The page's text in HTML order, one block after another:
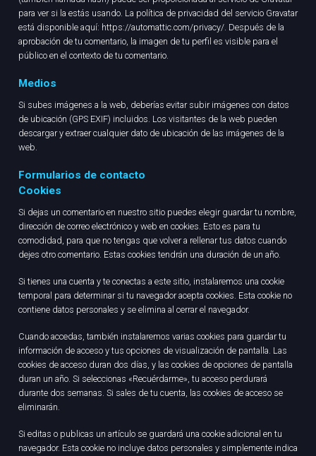
para ver si la estás usando. La política de privacidad del servicio Gravatar
está disponible aquí: https://automattic.com/privacy/. Después de la
aprobación de tu comentario, la imagen de tu perfil es visible para el
público en el contexto de tu comentario.
Medios
Si subes imágenes a la web, deberías evitar subir imágenes con datos
de ubicación (GPS EXIF) incluidos. Los visitantes de la web pueden
descargar y extraer cualquier dato de ubicación de las imágenes de la
web.
Formularios de contacto
Cookies
Si dejas un comentario en nuestro sitio puedes elegir guardar tu nombre,
dirección de correo electrónico y web en cookies. Esto es para tu
comodidad, para que no tengas que volver a rellenar tus datos cuando
dejes otro comentario. Estas cookies tendrán una duración de un año.
Si tienes una cuenta y te conectas a este sitio, instalaremos una cookie
temporal para determinar si tu navegador acepta cookies. Esta cookie no
contiene datos personales y se elimina al cerrar el navegador.
Cuando accedas, también instalaremos varias cookies para guardar tu
información de acceso y tus opciones de visualización de pantalla. Las
cookies de acceso duran dos días, y las cookies de opciones de pantalla
duran un año. Si seleccionas «Recuérdarme», tu acceso perdurará
durante dos semanas. Si sales de tu cuenta, las cookies de acceso se
eliminarán.
Si editas o publicas un artículo se guardará una cookie adicional en tu
navegador. Esta cookie no incluye datos personales y simplemente indica